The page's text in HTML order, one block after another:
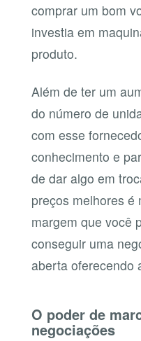
comprar um bom
investia em
produto.
Além de ter um
do número de
com esse
conhecimento e
de dar algo em
preços melhores é
margem que você
conseguir uma
aberta oferecendo
O poder de
negociações